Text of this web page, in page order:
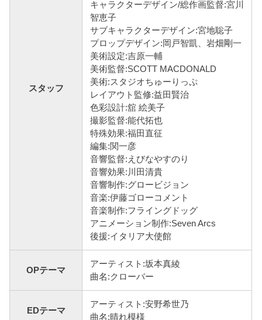
スタッフ
キャラクターデザイン/総作画監督:宮川
智恵子
サブキャラクターデザイン:宮地聡子
プロップデザイン:岡戸智凱、岩畑剛一
美術設定:吉原一輔
美術監督:SCOTT MACDONALD
美術:スタジオちゅーりっぷ
レイアウト監修:益田賢治
色彩設計:舘 絵美子
撮影監督:能代拓也
特殊効果:福田直征
編集:関一彦
音響監督:えびなやすのり
音響効果:川田清貴
音響制作:グロービジョン
音楽:伊藤ゴローコメント
音楽制作:フライングドッグ
アニメーション制作:Seven Arcs
後援:イタリア大使館
OPテーマ
アーティスト:坂本真綾
曲名:クローバー
EDテーマ
アーティスト:安野希世乃
曲名:晴れ模様